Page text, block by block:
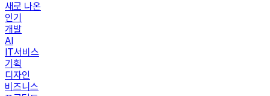
새로 나온
인기
개발
AI
IT서비스
기획
디자인
비즈니스